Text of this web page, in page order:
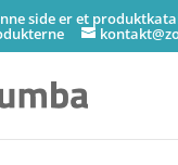
side er et